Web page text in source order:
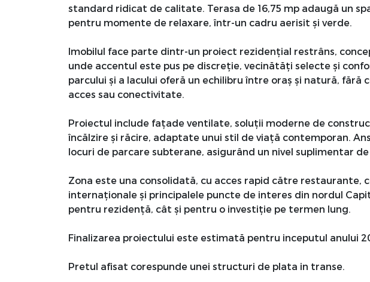
standard ridicat de calitate. Terasa de 16,75 mp adaugă un
pentru momente de relaxare, într-un cadru aerisit și verde.
Imobilul face parte dintr-un proiect rezidențial restrâns,
unde accentul este pus pe discreție, vecinătăți selecte și
parcului și a lacului oferă un echilibru între oraș și natură, fără
acces sau conectivitate.
Proiectul include fațade ventilate, soluții moderne de
încălzire și răcire, adaptate unui stil de viață contemporan.
locuri de parcare subterane, asigurând un nivel suplimentar
Zona este una consolidată, cu acces rapid către restaurante,
internaționale și principalele puncte de interes din nordul
pentru rezidență, cât și pentru o investiție pe termen lung.
Finalizarea proiectului este estimată pentru inceputul anului
Pretul afisat corespunde unei structuri de plata in transe.